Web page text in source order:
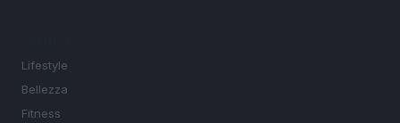
Lifestyle
Bellezza
Fitness